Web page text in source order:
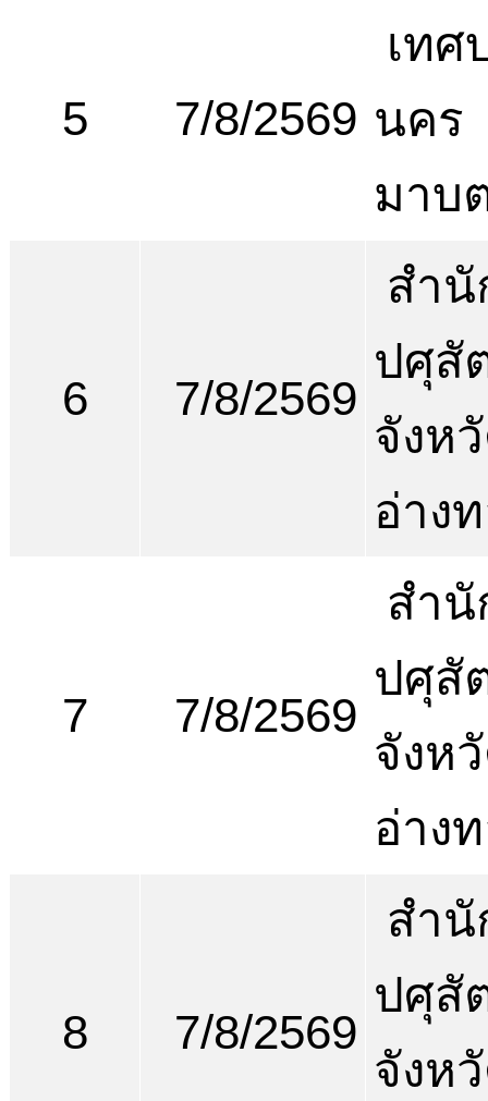
5 7/8/2569
เทศ
นคร
มาบ
6 7/8/2569
สำนั
ปศุสั
จังห
อ่าง
7 7/8/2569
สำนั
ปศุสั
จังห
อ่าง
8 7/8/2569
สำนั
ปศุสั
จังห